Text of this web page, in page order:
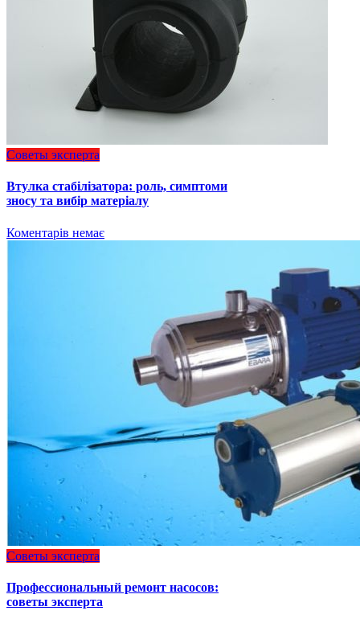
Советы эксперта
Втулка стабілізатора: роль, симптоми
зносу та вибір матеріалу
Коментарів немає
Советы эксперта
Профессиональный ремонт насосов:
советы эксперта